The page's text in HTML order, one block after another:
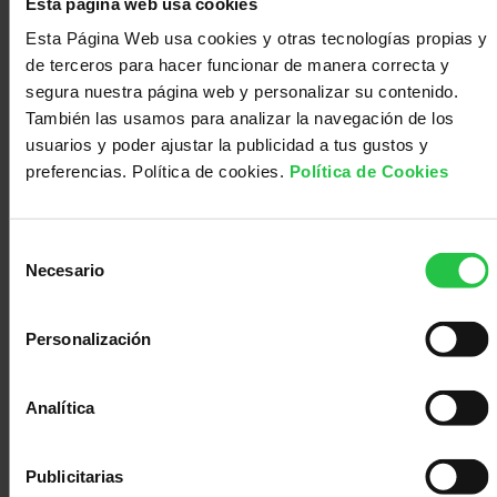
Esta Página Web usa cookies y otras tecnologías propias y
de terceros para hacer funcionar de manera correcta y
segura nuestra página web y personalizar su contenido.
También las usamos para analizar la navegación de los
usuarios y poder ajustar la publicidad a tus gustos y
preferencias. Política de cookies. Política de Cookies
Necesario
Personalización
Analítica
Publicitarias
Un abrazo y
hasta
pronto!!!
Inicie sesión
para enviar
Hola Irisat, a